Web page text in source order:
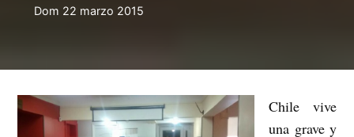
Dom 22 marzo 2015
Chile vive
una grave y